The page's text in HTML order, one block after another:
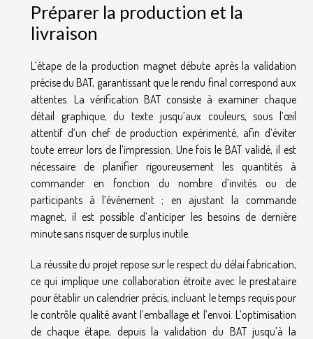
Préparer la production et la
livraison
L’étape de la production magnet débute après la validation
précise du BAT, garantissant que le rendu final correspond aux
attentes. La vérification BAT consiste à examiner chaque
détail graphique, du texte jusqu’aux couleurs, sous l’œil
attentif d’un chef de production expérimenté, afin d’éviter
toute erreur lors de l’impression. Une fois le BAT validé, il est
nécessaire de planifier rigoureusement les quantités à
commander en fonction du nombre d’invités ou de
participants à l’événement ; en ajustant la commande
magnet, il est possible d’anticiper les besoins de dernière
minute sans risquer de surplus inutile.
La réussite du projet repose sur le respect du délai fabrication,
ce qui implique une collaboration étroite avec le prestataire
pour établir un calendrier précis, incluant le temps requis pour
le contrôle qualité avant l’emballage et l’envoi. L’optimisation
de chaque étape, depuis la validation du BAT jusqu’à la